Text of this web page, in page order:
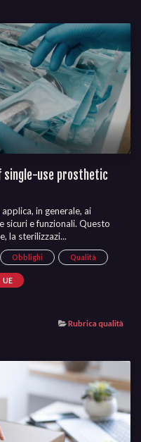
single-use prosthetic
in generale, ai
e funzionali. Questo
la sterilizzazi...
Obblighi Qualità
UE
Rubrica qualità